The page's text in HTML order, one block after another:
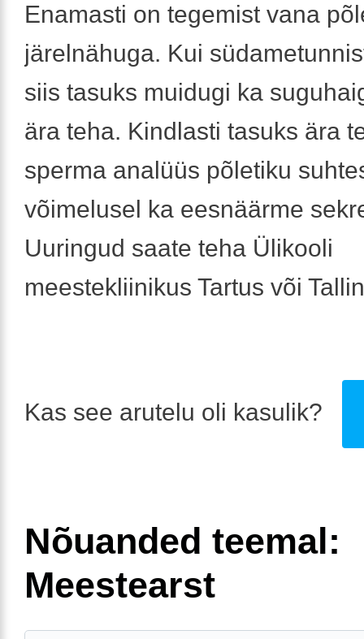
Enamasti on tegemist vana
järelnähuga. Kui
siis tasuks muidugi ka
ära teha. Kindlasti tasuks ära
sperma analüüs põletiku
võimelusel ka eesnäärme
Uuringud saate teha Ülikooli
meestekliinikus Tartus või
Kas see arutelu oli kasulik?
Nõuanded teemal:
Meestearst